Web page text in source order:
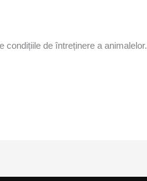
condițiile de întreținere a animalelor.